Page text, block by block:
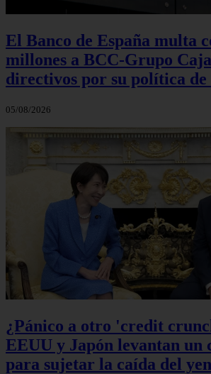
El Banco de España multa
millones a BCC-Grupo
directivos por su política
05/08/2026
¿Pánico a otro 'credit
EEUU y Japón levantan un
para sujetar la caída del yen